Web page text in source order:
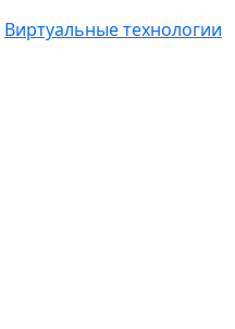
Виртуальные технологии